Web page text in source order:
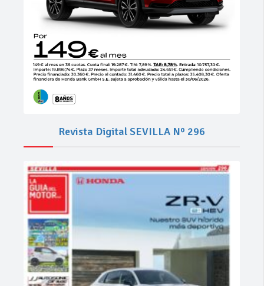
Revista Digital SEVILLA Nº 296